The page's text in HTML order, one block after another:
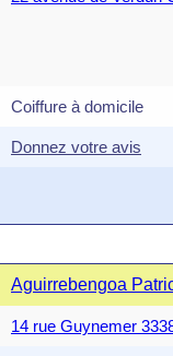
Coiffure à domicile
Donnez votre avis
Aguirrebengoa
14 rue Guynemer